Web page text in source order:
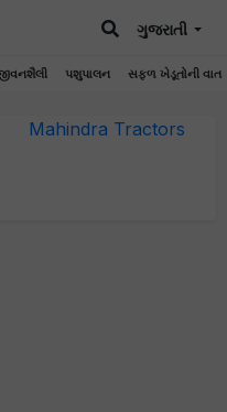
પશુપાલન સફળ ખેડૂતોની વાત
ગુજરાતી